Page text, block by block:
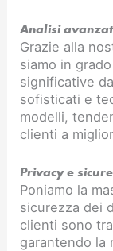
Analisi
Grazie alla
siamo in
significative
sofisticati e
modelli,
clienti a
Privacy e
Poniamo la
sicurezza dei
clienti sono
garantendo la